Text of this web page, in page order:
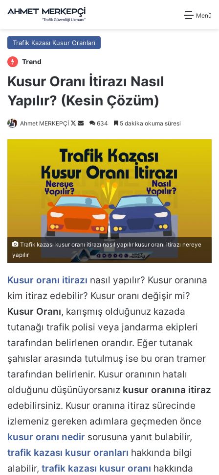
Menü
Trafik Kazası Kusur Oranları
Trend
Kusur Oranı İtirazı Nasıl
Yapılır? (Kesin Çözüm)
Ahmet MERKEPÇİ
Follow
Bir
posta
göndermek
634 5 dakika okuma süresi
Trafik kazası kusur oranı itirazı nasıl yapılır kusur oranı itirazı nereye
yapılır
Kusur oranı itirazı nasıl yapılır? Kusur oranına
kim itiraz edebilir? Kusur oranı değişir mi?
Kusur Oranı, karışmış olduğunuz kazada
tutanağı trafik polisi veya jandarma ekipleri
tarafından belirlenen orandır. Eğer tutanak
şahıslar arasında tutulmuş ise bu oran tramer
tarafından belirlenir. Kusur oranının hatalı
olduğunu düşünüyorsanız kusur oranına itiraz
edebilirsiniz. Kusur oranına itiraz sürecinde
izlemeniz gereken adımlara geçmeden önce
kusur oranı nedir sorusuna yanıt bulabilir,
trafik kazası kusur oranları hakkında bilgi
alabilir, trafik kazası kusur oranı hakkında